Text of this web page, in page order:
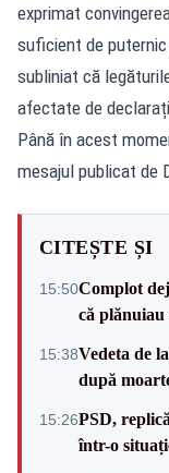
exprimat
suficient de
subliniat că
afectate de
Până în acest
mesajul publicat de
CITEȘTE ȘI
15:50Complot
că plănuiau
15:38Vedeta de
după
15:26PSD,
într-o